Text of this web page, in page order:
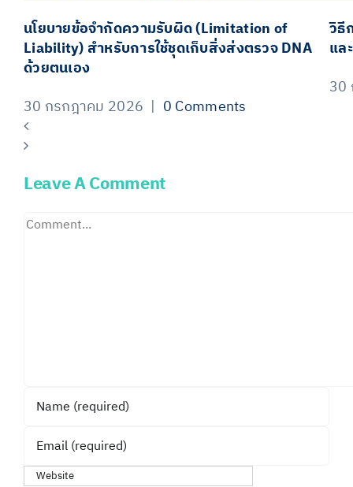
นโยบายข้อจำกัดความรับผิด (Limitation of
Liability) สำหรับการใช้ชุดเก็บสิ่งส่งตรวจ DNA
ด้วยตนเอง
30 กรกฎาคม 2026 | 0 Comments
วิธี
แล
30
Leave A Comment
Comment